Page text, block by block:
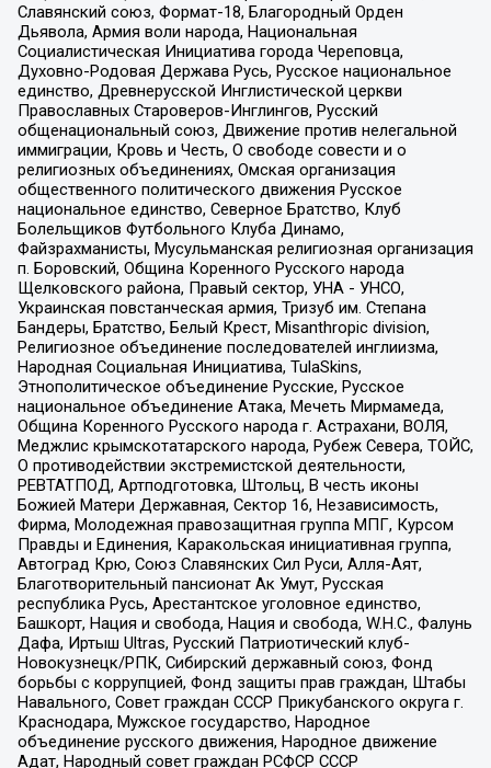
Славянский союз, Формат-18, Благородный Орден
Дьявола, Армия воли народа, Национальная
Социалистическая Инициатива города Череповца,
Духовно-Родовая Держава Русь, Русское национальное
единство, Древнерусской Инглистической церкви
Православных Староверов-Инглингов, Русский
общенациональный союз, Движение против нелегальной
иммиграции, Кровь и Честь, О свободе совести и о
религиозных объединениях, Омская организация
общественного политического движения Русское
национальное единство, Северное Братство, Клуб
Болельщиков Футбольного Клуба Динамо,
Файзрахманисты, Мусульманская религиозная организация
п. Боровский, Община Коренного Русского народа
Щелковского района, Правый сектор, УНА - УНСО,
Украинская повстанческая армия, Тризуб им. Степана
Бандеры, Братство, Белый Крест, Misanthropic division,
Религиозное объединение последователей инглиизма,
Народная Социальная Инициатива, TulaSkins,
Этнополитическое объединение Русские, Русское
национальное объединение Атака, Мечеть Мирмамеда,
Община Коренного Русского народа г. Астрахани, ВОЛЯ,
Меджлис крымскотатарского народа, Рубеж Севера, ТОЙС,
О противодействии экстремистской деятельности,
РЕВТАТПОД, Артподготовка, Штольц, В честь иконы
Божией Матери Державная, Сектор 16, Независимость,
Фирма, Молодежная правозащитная группа МПГ, Курсом
Правды и Единения, Каракольская инициативная группа,
Автоград Крю, Союз Славянских Сил Руси, Алля-Аят,
Благотворительный пансионат Ак Умут, Русская
республика Русь, Арестантское уголовное единство,
Башкорт, Нация и свобода, Нация и свобода, W.H.С., Фалунь
Дафа, Иртыш Ultras, Русский Патриотический клуб-
Новокузнецк/РПК, Сибирский державный союз, Фонд
борьбы с коррупцией, Фонд защиты прав граждан, Штабы
Навального, Совет граждан СССР Прикубанского округа г.
Краснодара, Мужское государство, Народное
объединение русского движения, Народное движение
Адат, Народный совет граждан РСФСР СССР